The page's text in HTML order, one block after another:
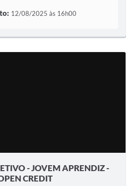
12/08/2025 às 16h00
- JOVEM APRENDIZ -
CREDIT